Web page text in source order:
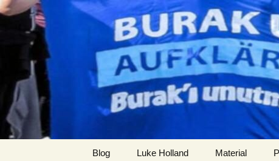
Zum
springen
burak
Blog Luke Holland Material